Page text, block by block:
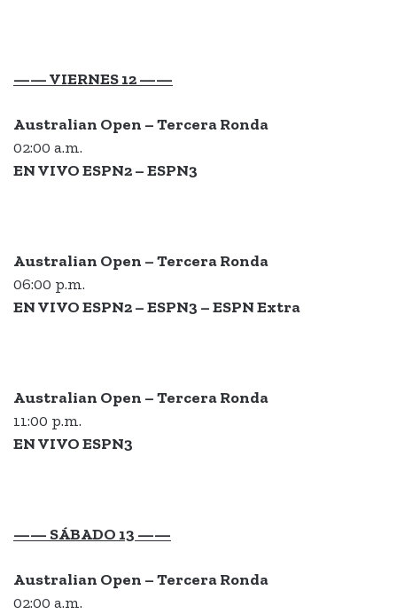
—— VIERNES 12 ——
Australian Open – Tercera Ronda
02:00 a.m.
EN VIVO ESPN2 – ESPN3
Australian Open – Tercera Ronda
06:00 p.m.
EN VIVO ESPN2 – ESPN3 – ESPN Extra
Australian Open – Tercera Ronda
11:00 p.m.
EN VIVO ESPN3
—— SÁBADO 13 ——
Australian Open – Tercera Ronda
02:00 a.m.